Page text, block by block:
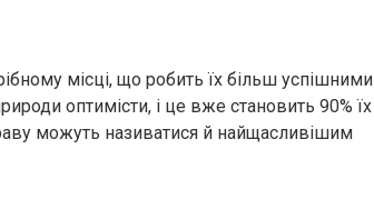
місці, що робить їх більш успішними
оптимісти, і це вже становить 90% їх
можуть називатися й найщасливішим